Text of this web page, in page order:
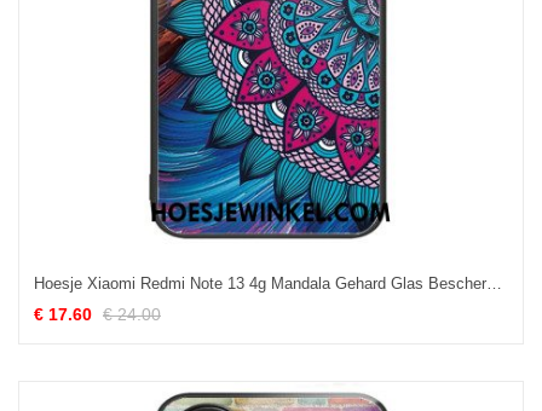
Hoesje Xiaomi Redmi Note 13 4g Mandala Gehard Glas Bescherming Hoesje
€ 17.60 € 24.00